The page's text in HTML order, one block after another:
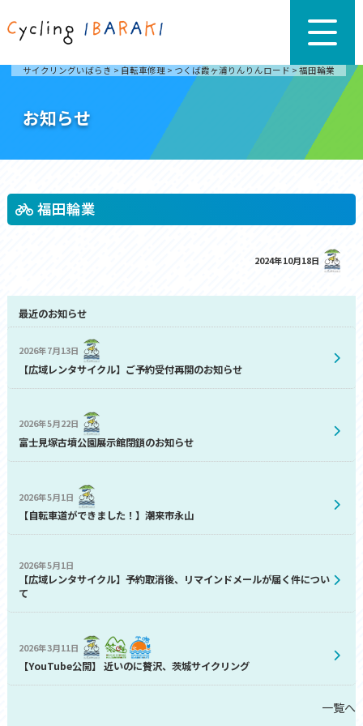
サイクリングいばらき > 自転車修理 > つくば霞ヶ浦りんりんロード > 福田輪業
お知らせ
福田輪業
2024年10月18日
最近のお知らせ
2026年7月13日
【広域レンタサイクル】ご予約受付再開のお知らせ
2026年5月22日
富士見塚古墳公園展示館閉鎖のお知らせ
2026年5月1日
【自転車道ができました！】潮来市永山
2026年5月1日
【広域レンタサイクル】予約取消後、リマインドメールが届く件につい
て
2026年3月11日
【YouTube公開】 近いのに贅沢、茨城サイクリング
一覧へ